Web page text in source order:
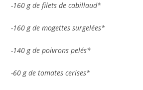
-160 g de filets de cabillaud*
-160 g de mogettes surgelées*
-140 g de poivrons pelés*
-60 g de tomates cerises*